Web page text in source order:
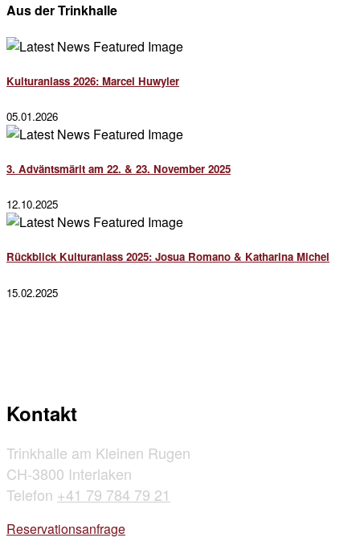
Aus der Trinkhalle
Kulturanlass 2026: Marcel Huwyler
05.01.2026
3. Adväntsmärit am 22. & 23. November 2025
12.10.2025
Rückblick Kulturanlass 2025: Josua Romano & Katharina Michel
15.02.2025
Kontakt
Trinkhalle am Kleinen Rugen
CH-3800 Interlaken
Telefon +41 79 784 79 21
Reservationsanfrage